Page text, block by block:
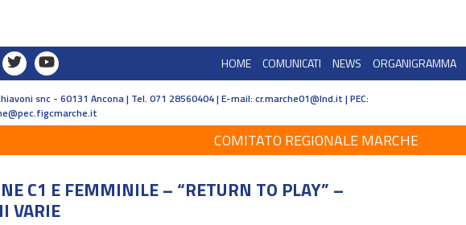
HOME
COMUNICATI NEWS ORGANIGRAMMA
snc - 60131 Ancona | Tel. 071 28560404 | E-mail: cr.marche01@lnd.it | PEC:
COMITATO REGIONALE MARCHE
C1 E FEMMINILE – “RETURN TO PLAY” –
VARIE